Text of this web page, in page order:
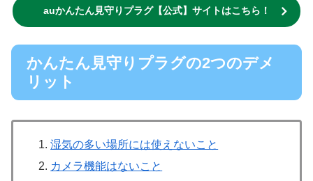
auかんたん見守りプラグ【公式】サイトはこちら！
かんたん見守りプラグの2つのデメ
リット
湿気の多い場所には使えないこと
カメラ機能はないこと